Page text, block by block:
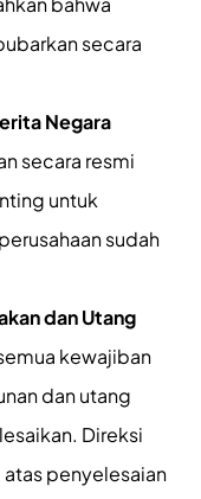
secara
Negara
secara resmi
untuk
sudah
dan Utang
kewajiban
dan utang
Direksi
penyelesaian